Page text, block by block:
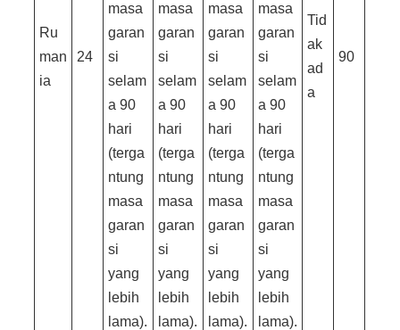
Ru
man
ia
24
masa
garan
si
selam
a 90
hari
(terga
ntung
masa
garan
si
yang
lebih
lama).
masa
garan
si
selam
a 90
hari
(terga
ntung
masa
garan
si
yang
lebih
lama).
masa
garan
si
selam
a 90
hari
(terga
ntung
masa
garan
si
yang
lebih
lama).
masa
garan
si
selam
a 90
hari
(terga
ntung
masa
garan
si
yang
lebih
lama).
Tid
ak
ad
a
90